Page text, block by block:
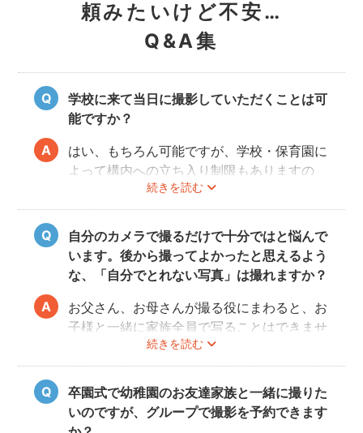
頼みたいけど不安…
Q&A集
学校に来て当日に撮影していただくことは可
能ですか？
続きを読む
はい、もちろん可能ですが、学校・保育園に
よって構内への立ち入り制限もありますの
で、事前にご確認をお願いいたします。
自分のカメラで撮るだけで十分ではと悩んで
います。後から撮ってよかったと思えるよう
な、「自分でとれない写真」は撮れますか？
続きを読む
お父さん、お母さんが撮る役にまわると、お
子様と一緒に家族全員で写ることはできませ
んし、プロの機材や構図ならではのクオリテ
ィもあります。
10年後、20年後に見返して、撮ってよかっ
たと思っていただける写真をお届けします。
卒園式で幼稚園のお友達家族と一緒に撮りた
いのですが、グループで撮影を予約できます